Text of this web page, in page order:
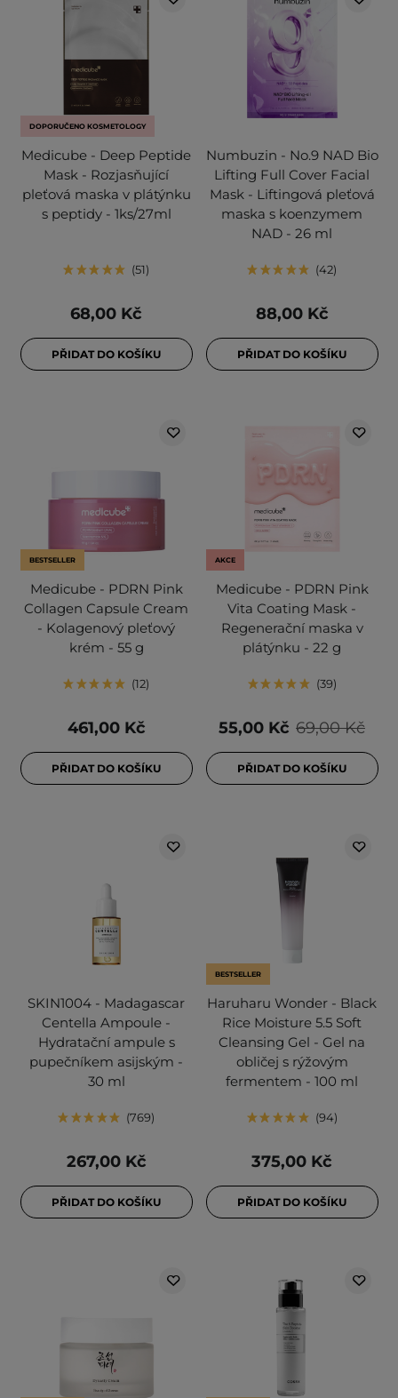
DOPORUČENO KOSMETOLOGY
Medicube - Deep Peptide
Mask - Rozjasňující
pleťová maska v plátýnku
s peptidy - 1ks/27ml
51
68,00 Kč
PŘIDAT DO KOŠÍKU
Numbuzin - No.9 NAD Bio
Lifting Full Cover Facial
Mask - Liftingová pleťová
maska s koenzymem
NAD - 26 ml
42
88,00 Kč
PŘIDAT DO KOŠÍKU
BESTSELLER
Medicube - PDRN Pink
Collagen Capsule Cream
- Kolagenový pleťový
krém - 55 g
12
461,00 Kč
PŘIDAT DO KOŠÍKU
AKCE
Medicube - PDRN Pink
Vita Coating Mask -
Regenerační maska v
plátýnku - 22 g
39
69,00 Kč
55,00 Kč
PŘIDAT DO KOŠÍKU
SKIN1004 - Madagascar
Centella Ampoule -
Hydratační ampule s
pupečníkem asijským -
30 ml
769
267,00 Kč
PŘIDAT DO KOŠÍKU
BESTSELLER
Haruharu Wonder - Black
Rice Moisture 5.5 Soft
Cleansing Gel - Gel na
obličej s rýžovým
fermentem - 100 ml
94
375,00 Kč
PŘIDAT DO KOŠÍKU